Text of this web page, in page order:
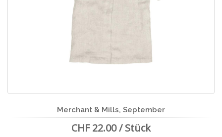
Merchant & Mills, September
CHF 22.00 / Stück